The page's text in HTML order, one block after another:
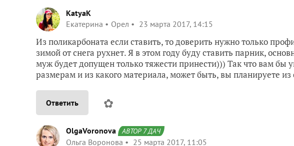
KatyaK
Екатерина
Орел 23 марта 2017, 14:15
Из поликарбоната если ставить, то доверить нужно только
зимой от снега рухнет. Я в этом году буду ставить парник,
муж будет допущен только тяжести принести))) Так что вам бы
размерам и из какого материала, может быть, вы планируете
Ответить ✿
OlgaVoronova АВТОР 7 ДАЧ
Ольга Воронова 25 марта 2017, 11:05